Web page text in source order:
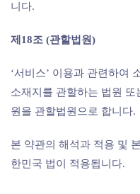
니다.
제18조 (관할법원)
‘서비스’ 이용과 관련하여
소재지를 관할하는 법원
원을 관할법원으로 합니다.
본 약관의 해석과 적용 및
한민국 법이 적용됩니다.